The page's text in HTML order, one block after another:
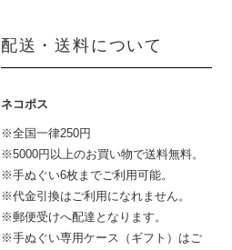
配送・送料について
ネコポス
※全国一律250円
※5000円以上のお買い物で送料無料。
※手ぬぐい6枚までご利用可能。
※代金引換はご利用になれません。
※郵便受けへ配達となります。
※手ぬぐい専用ケース（ギフト）はご